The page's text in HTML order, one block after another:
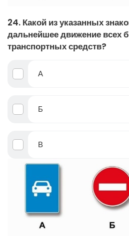
24. Какой из указанных
дальнейшее движение всех
транспортных средств?
А
Б
В